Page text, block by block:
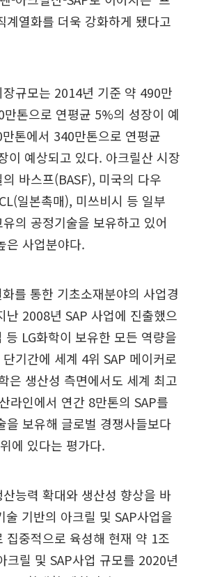
계열화를 더욱 강화하게 됐다고
규모는 2014년 기준 약 490만
톤으로 연평균 5%의 성장이 예
톤에서 340만톤으로 연평균
이 예상되고 있다. 아크릴산 시장
바스프(BASF), 미국의 다우
일본촉매), 미쓰비시 등 일부
의 공정기술을 보유하고 있어
은 사업분야다.
를 통한 기초소재분야의 사업경
난 2008년 SAP 사업에 진출했으
LG화학이 보유한 모든 역량을
기간에 세계 4위 SAP 메이커로
은 생산성 측면에서도 세계 최고
라인에서 연간 8만톤의 SAP를
을 보유해 글로벌 경쟁사들보다
에 있다는 평가다.
능력 확대와 생산성 향상을 바
술 기반의 아크릴 및 SAP사업을
집중적으로 육성해 현재 약 1조
크릴 및 SAP사업 규모를 2020년